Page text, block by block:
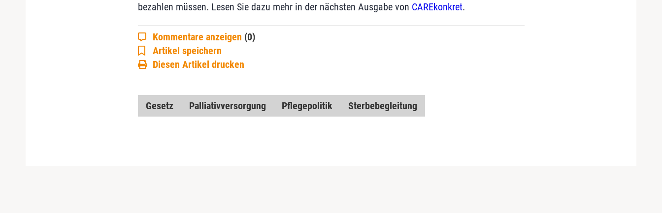
bezahlen müssen. Lesen Sie dazu mehr in der nächsten Ausgabe von CAREkonkret.
Kommentare anzeigen (0)
Artikel speichern
Diesen Artikel drucken
Gesetz Palliativversorgung Pflegepolitik Sterbebegleitung